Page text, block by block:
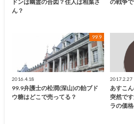
ドンは幽霊の合図？住人は相葉さ
ん？
の戦争
99.9
2016.4.18
99.9弁護士の松潤(深山)の飴ブド
ウ糖はどこで売ってる？
2017.2.27
あすこ
突然で
ラの価